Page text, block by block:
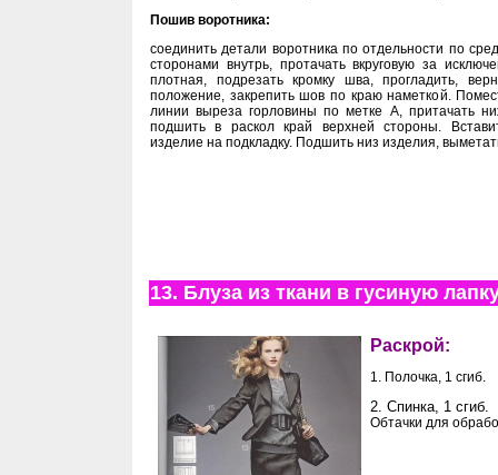
Пошив воротника:
соединить детали воротника по отдельности по
сторонами внутрь, протачать вкруговую за
плотная, подрезать кромку шва, прогладить,
положение, закрепить шов по краю наметкой.
линии выреза горловины по метке А, притачать
подшить в раскол край верхней стороны.
изделие на подкладку. Подшить низ изделия,
13. Блуза из ткани в гусиную
Раскрой:
1. Полочка, 1 сгиб.
2. Спинка, 1 сгиб.
Обтачки для